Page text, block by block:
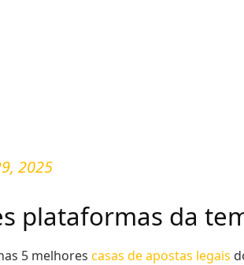
2025
plataformas da
5 melhores casas de apostas legais